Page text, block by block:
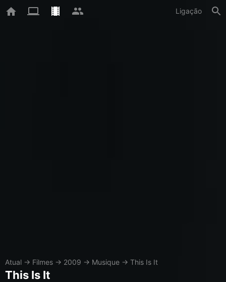
Ligação
Atual → Filmes → 2009 → Musique → This Is It
This Is It